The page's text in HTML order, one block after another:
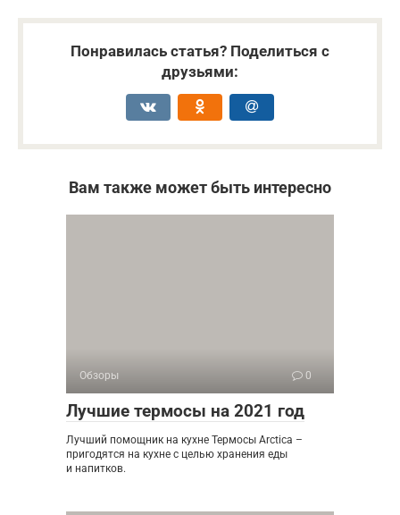
Понравилась статья? Поделиться с
друзьями:
Вам также может быть интересно
Обзоры 0
Лучшие термосы на 2021 год
Лучший помощник на кухне Термосы Arctica –
пригодятся на кухне с целью хранения еды
и напитков.